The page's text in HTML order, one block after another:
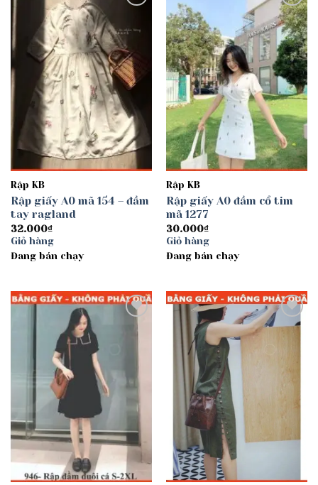
wishlist
Rập KB
Rập giấy A0 mã 154 – đầm
tay ragland
32.000₫
Giỏ hàng
Đang bán chạy
Add to
wishlist
Rập KB
Rập giấy A0 đầm cổ tim
mã 1277
30.000₫
Giỏ hàng
Đang bán chạy
Add to
Add to
wishlist